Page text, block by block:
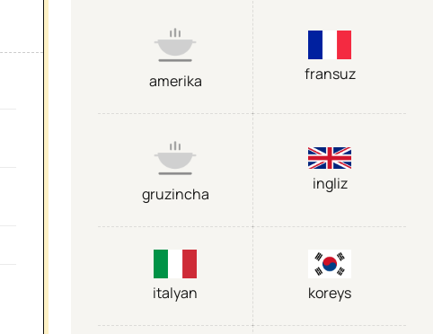
amerika fransuz
gruzincha
ingliz
italyan koreys